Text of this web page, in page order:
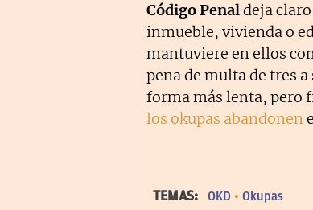
Código Penaldeja
inmueble, vivienda o
mantuviere en ellos
pena de multa de tres a
forma más lenta, pero
los okupas abandonen
TEMAS: OKD Okupas